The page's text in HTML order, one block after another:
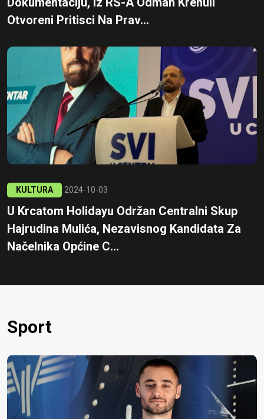
Otvoreni Pritisci Na Prav...
KULTURA 2024-10-03
U Krcatom Holidayu Održan Centralni Skup
Hajrudina Mulića, Nezavisnog Kandidata Za
Načelnika Općine C...
Sport